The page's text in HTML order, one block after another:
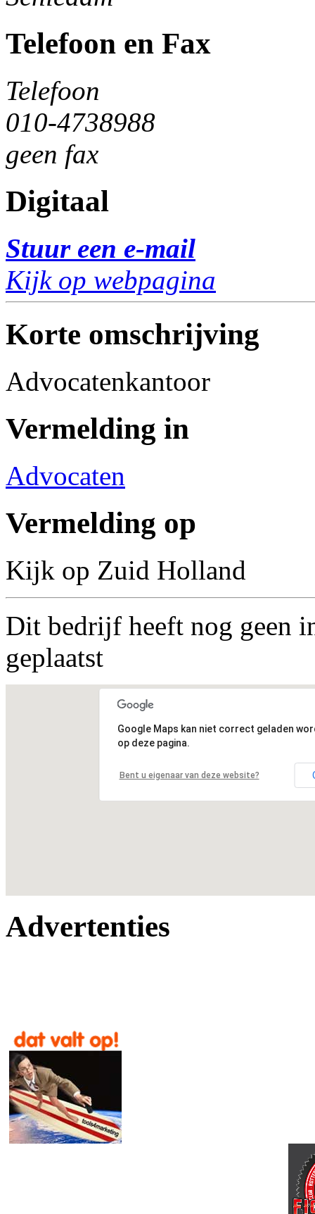
Telefoon en Fax
Telefoon
010-4738988
geen fax
Digitaal
Stuur een e-mail
Kijk op webpagina
Korte omschrijving
Advocatenkantoor
Vermelding in
Advocaten
Vermelding op
Kijk op Zuid Holland
Dit bedrijf heeft nog geen
geplaatst
Google Maps kan niet correct geladen
op deze pagina.
Bent u eigenaar van deze website?
Advertenties